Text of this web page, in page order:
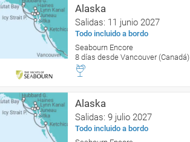
Alaska
Salidas: 11 junio 2027
Todo incluido a bordo
Seabourn Encore
8 días desde Vancouver (Canadá)
Alaska
Salidas: 9 julio 2027
Todo incluido a bordo